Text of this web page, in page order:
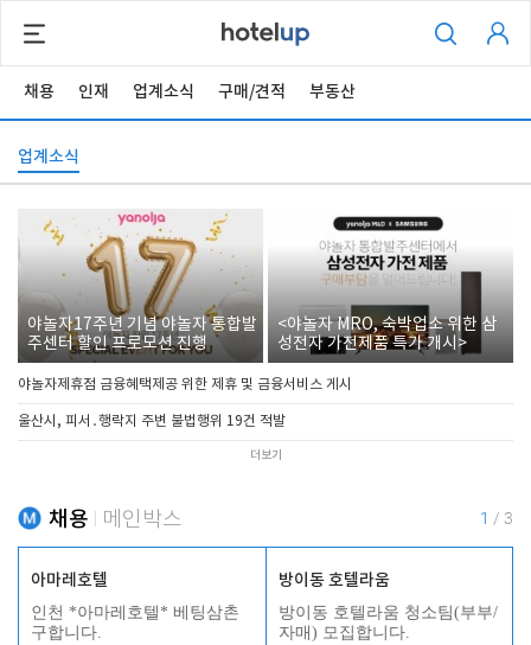
채용 인재 업계소식 구매/견적 부동산
업계소식
야놀자17주년 기념 야놀자 통합발
주센터 할인 프로모션 진행
<야놀자 MRO, 숙박업소 위한 삼
성전자 가전제품 특가 개시>
야놀자제휴점 금융혜택제공 위한 제휴 및 금융서비스 게시
울산시, 피서․행락지 주변 불법행위 19건 적발
더보기
채용 메인박스 1 / 3
아마레호텔
인천 *아마레호텔* 베팅삼촌
구합니다.
방이동 호텔라움
방이동 호텔라움 청소팀(부부/
자매) 모집합니다.